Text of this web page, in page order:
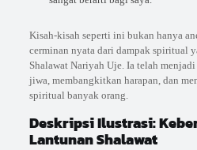
Kisah-kisah seperti ini bukan hanya
cerminan nyata dari dampak spiritual
Shalawat Nariyah Uje. Ia telah
jiwa, membangkitkan harapan, dan
spiritual banyak orang.
Deskripsi Ilustrasi:
Lantunan Shalawat